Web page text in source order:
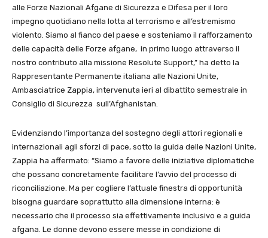
alle Forze Nazionali Afgane di Sicurezza e Difesa per il loro
impegno quotidiano nella lotta al terrorismo e all’estremismo
violento. Siamo al fianco del paese e sosteniamo il rafforzamento
delle capacità delle Forze afgane, in primo luogo attraverso il
nostro contributo alla missione Resolute Support,” ha detto la
Rappresentante Permanente italiana alle Nazioni Unite,
Ambasciatrice Zappia, intervenuta ieri al dibattito semestrale in
Consiglio di Sicurezza sull’Afghanistan.
Evidenziando l’importanza del sostegno degli attori regionali e
internazionali agli sforzi di pace, sotto la guida delle Nazioni Unite,
Zappia ha affermato: “Siamo a favore delle iniziative diplomatiche
che possano concretamente facilitare l’avvio del processo di
riconciliazione. Ma per cogliere l’attuale finestra di opportunità
bisogna guardare soprattutto alla dimensione interna: è
necessario che il processo sia effettivamente inclusivo e a guida
afgana. Le donne devono essere messe in condizione di